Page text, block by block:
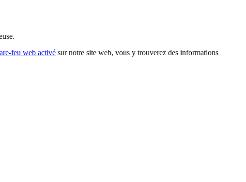
feu web activé sur notre site web, vous y trouverez des informations